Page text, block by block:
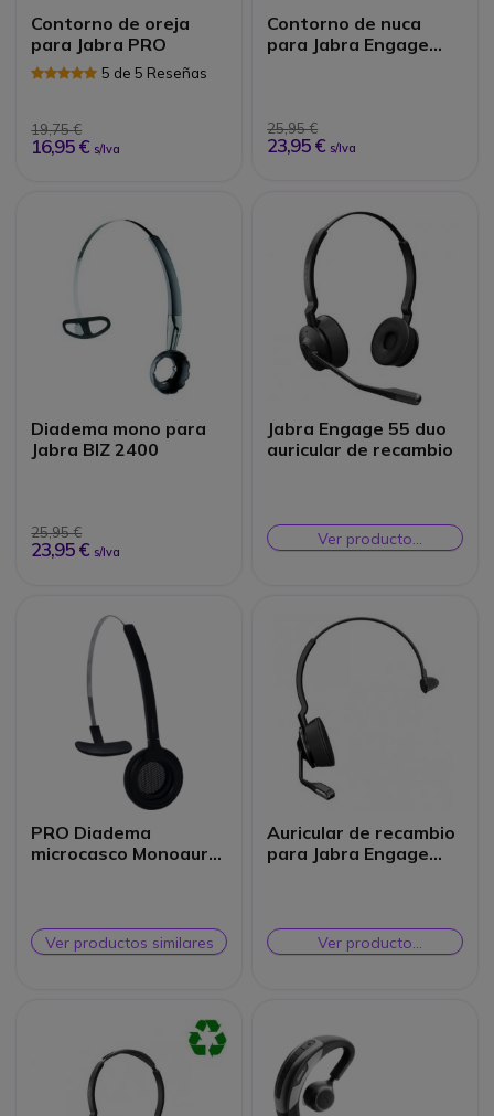
Contorno de oreja
para Jabra PRO
5 de 5 Reseñas
19,75 €
16,95 € s/Iva
Contorno de nuca
para Jabra Engage
25,95 €
23,95 € s/Iva
Diadema mono para
Jabra BIZ 2400
25,95 €
23,95 € s/Iva
Jabra Engage 55 duo
auricular de recambio
Ver producto
alternativo
PRO Diadema
microcasco Monoaural
Ver productos similares
Auricular de recambio
para Jabra Engage
Ver producto
alternativo